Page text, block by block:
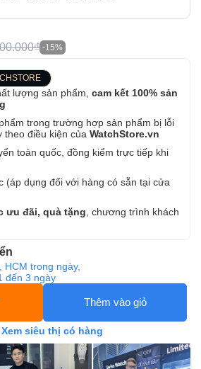
-15%
lượng sản phẩm, cam kết 100% sản
trong trường hợp sản phẩm bị lỗi
theo điều kiện của WatchStore.vn
toàn quốc, đồng kiểm trực tiếp khi
(áp dụng đối với hàng có sẵn tại cửa
ưu đãi, quà tặng , chương trình khách
trong ngày,
đến 3 ngày
Thêm vào giỏ
Xem siêu thị có hàng